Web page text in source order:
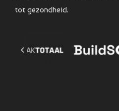
tot gezondheid.